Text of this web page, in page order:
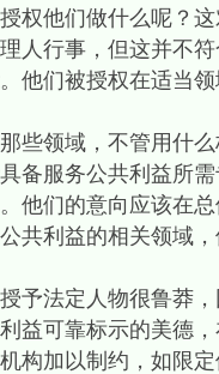
权他们做什么呢？
人行事，但这并不
他们被授权在适当
领域，不管用什么
备服务公共利益所
他们的意向应该在
共利益的相关领域
法定人物很鲁莽，
益可靠标示的美德
构加以制约，如限